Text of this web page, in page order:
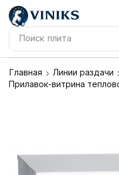
Поиск плита
Главная Линии раздачи
Прилавок-витрина